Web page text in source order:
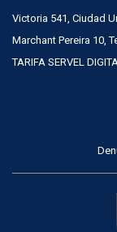
Victoria 541, Ciudad
Marchant Pereira 10,
TARIFA SERVEL